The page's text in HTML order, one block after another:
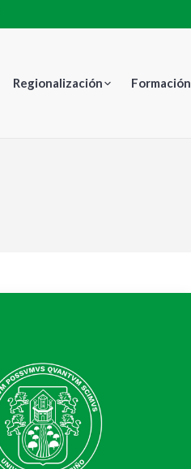
Regionalización Formación